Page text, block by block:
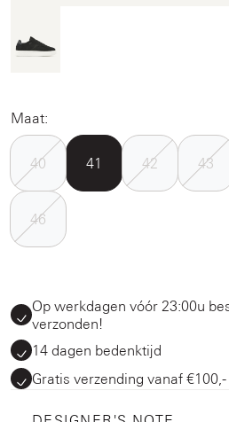
Maat:
40 41 42 43
46
Op werkdagen vóór 23:00u
verzonden!
14 dagen bedenktijd
Gratis verzending vanaf €100,-